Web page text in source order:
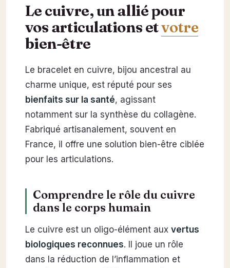
Le cuivre, un allié pour
vos articulations etvotre
bien-être
Le bracelet en cuivre, bijou ancestral au
charme unique, est réputé pour ses
bienfaits sur la santé, agissant
notamment sur la synthèse du collagène.
Fabriqué artisanalement, souvent en
France, il offre une solution bien-être ciblée
pour les articulations.
Comprendre le rôle du cuivre
dans le corps humain
Le cuivre est un oligo-élément aux vertus
biologiques reconnues. Il joue un rôle
dans la réduction de l’inflammation et